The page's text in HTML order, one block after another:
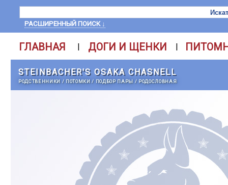
РАСШИРЕННЫЙ ПОИСК ↓
ГЛАВНАЯ | ДОГИ И ЩЕНКИ |
STEINBACHER'S OSAKA CHASNELL
РОДСТВЕННИКИ / ПОТОМКИ/ ПОДБОР ПАРЫ / РОДОСЛОВНАЯ